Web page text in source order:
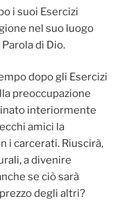
i suoi Esercizi
nel suo luogo
di Dio.
dopo gli Esercizi
preoccupazione
interiormente
amici la
i carcerati. Riuscirà,
a divenire
se ciò sarà
degli altri?